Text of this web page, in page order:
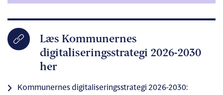
Læs Kommunernes
digitaliseringsstrategi 2026-2030
her
Kommunernes digitaliseringsstrategi 2026-2030: